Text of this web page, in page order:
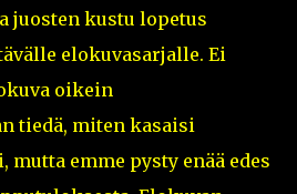
juosten kustu lopetus
elokuvasarjalle. Ei
oikein
tiedä, miten kasaisi
emme pysty enää edes